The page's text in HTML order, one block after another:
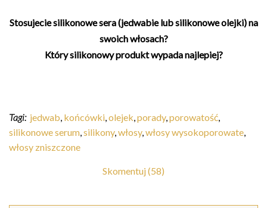
Stosujecie silikonowe sera (jedwabie lub silikonowe olejki) na
swoich włosach?
Który silikonowy produkt wypada najlepiej?
Tagi: jedwab, końcówki,olejek,porady,porowatość,
silikonowe serum,silikony,włosy,włosy wysokoporowate,
włosy zniszczone
Skomentuj (58)